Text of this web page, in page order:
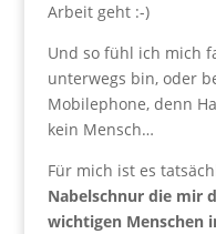
Arbeit geht :-)
Und so fühl ich mich
unterwegs bin, oder
Mobilephone, denn
kein Mensch…
Für mich ist es
Nabelschnur die mir
wichtigen Menschen